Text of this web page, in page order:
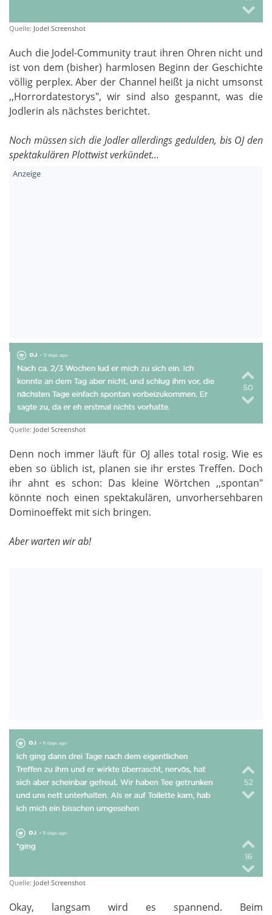
Quelle: Jodel Screenshot
Auch die Jodel-Community traut ihren Ohren nicht und
ist von dem (bisher) harmlosen Beginn der Geschichte
völlig perplex. Aber der Channel heißt ja nicht umsonst
,,Horrordatestorys", wir sind also gespannt, was die
Jodlerin als nächstes berichtet.
Noch müssen sich die Jodler allerdings gedulden, bis OJ den
spektakulären Plottwist verkündet...
Quelle: Jodel Screenshot
Denn noch immer läuft für OJ alles total rosig. Wie es
eben so üblich ist, planen sie ihr erstes Treffen. Doch
ihr ahnt es schon: Das kleine Wörtchen ,,spontan"
könnte noch einen spektakulären, unvorhersehbaren
Dominoeffekt mit sich bringen.
Aber warten wir ab!
Quelle: Jodel Screenshot
Okay, langsam wird es spannend. Beim